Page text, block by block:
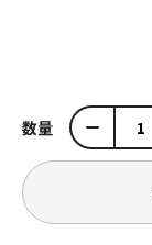
数量